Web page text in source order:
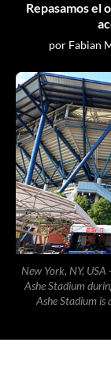
Repasamos el
por Fabian
New York, NY,
Ashe Stadium
Ashe Stadium is